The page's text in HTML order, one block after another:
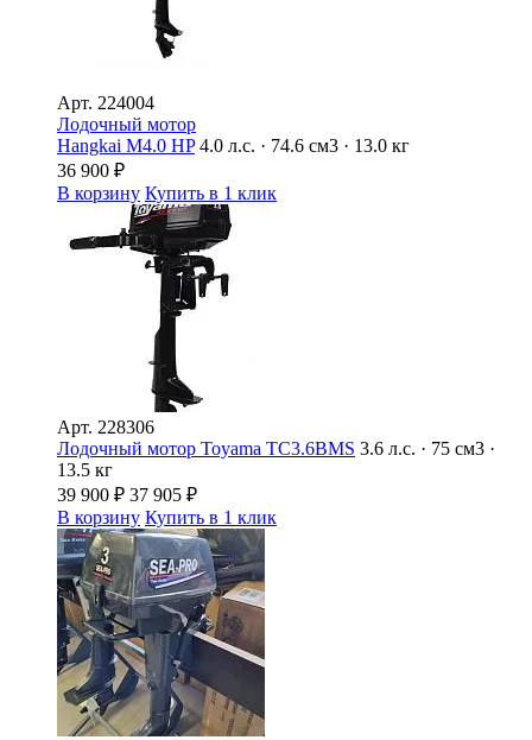
Арт. 224004
Лодочный мотор
Hangkai M4.0 HP 4.0 л.с. · 74.6 см3 · 13.0 кг
36 900 ₽
В корзину Купить в 1 клик
Арт. 228306
Лодочный мотор Toyama TC3.6BMS 3.6 л.с. · 75 см3 ·
13.5 кг
39 900 ₽ 37 905 ₽
В корзину Купить в 1 клик